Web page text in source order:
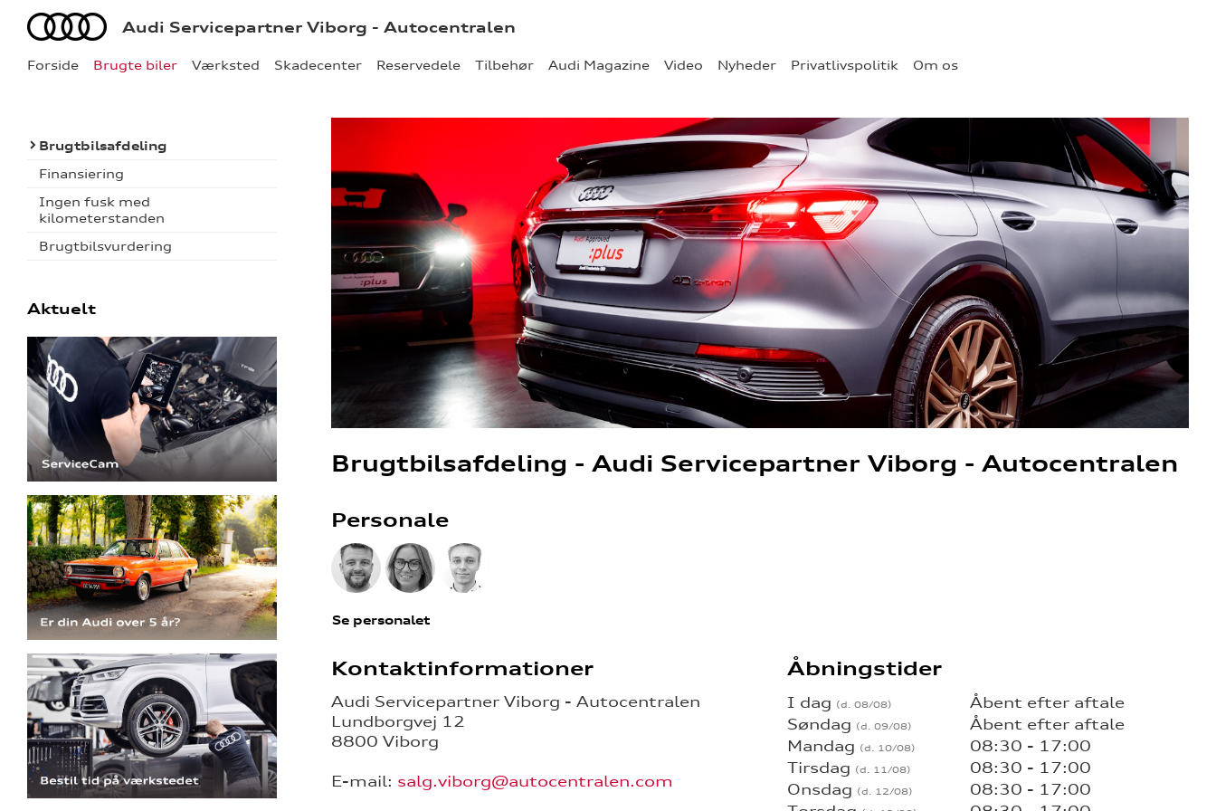
Forside Brugte biler Værksted Skadecenter Reservedele Tilbehør Audi Magazine Video Nyheder Privatlivspolitik Om os
Audi Audi Servicepartner Viborg - Autocentralen
Brugtbilsafdeling
Finansiering
Ingen fusk med
kilometerstanden
Brugtbilsvurdering
Aktuelt
Brugtbilsafdeling - Audi Servicepartner Viborg - Autocentralen
Personale
Se personalet
Kontaktinformationer
Audi Servicepartner Viborg - Autocentralen
Lundborgvej 12
8800 Viborg
E-mail: salg.viborg@autocentralen.com
Åbningstider
I dag
Åbent efter aftale
Søndag
Åbent efter aftale
Mandag
08:30 - 17:00
Tirsdag
08:30 - 17:00
Onsdag
08:30 - 17:00